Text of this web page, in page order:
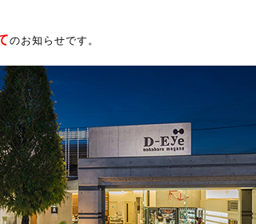
のお知らせです。